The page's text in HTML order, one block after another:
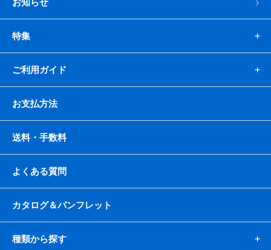
特集
ご利用ガイド
お支払方法
送料・手数料
よくある質問
カタログ＆パンフレット
種類から探す